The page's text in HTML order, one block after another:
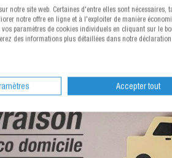
notre site web. Certaines d'entre elles sont nécessaires,
notre offre en ligne et à l'exploiter de manière
paramètres de cookies individuels en cliquant sur le
des informations plus détaillées dans notre
Accepter tout